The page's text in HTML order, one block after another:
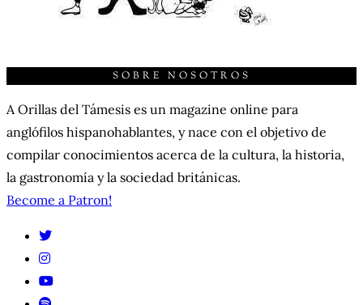
SOBRE NOSOTROS
A Orillas del Támesis es un magazine online para
anglófilos hispanohablantes, y nace con el objetivo de
compilar conocimientos acerca de la cultura, la historia,
la gastronomía y la sociedad británicas.
Become a Patron!